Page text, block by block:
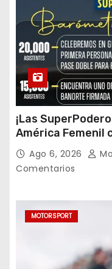
¡Las
América Femenil
triplete con una
Azul
Ago 6, 2026
Comentarios
MOTORSPORT